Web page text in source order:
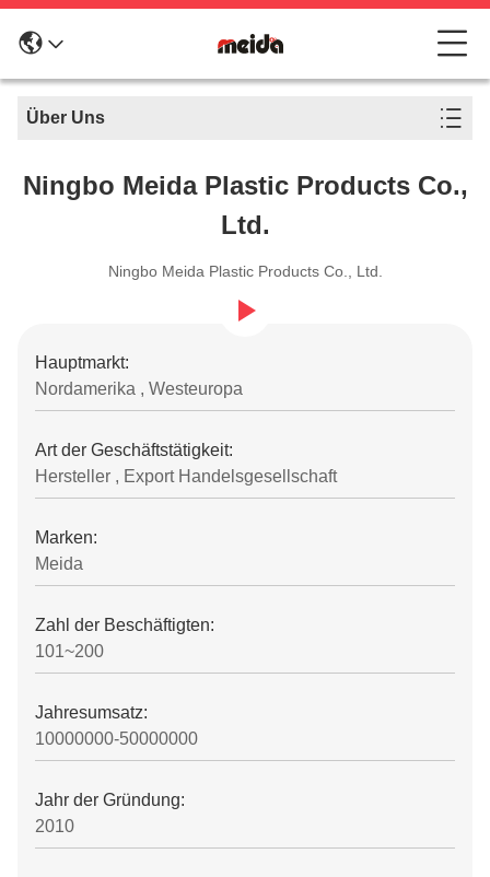
Über Uns
Ningbo Meida Plastic Products Co.,
Ltd.
Ningbo Meida Plastic Products Co., Ltd.
Hauptmarkt:
Nordamerika , Westeuropa
Art der Geschäftstätigkeit:
Hersteller , Export Handelsgesellschaft
Marken:
Meida
Zahl der Beschäftigten:
101~200
Jahresumsatz:
10000000-50000000
Jahr der Gründung:
2010